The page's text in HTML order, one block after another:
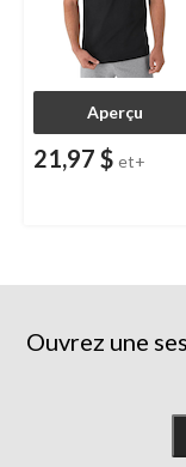
Aperçu
21,97 $ et+
Ouvrez une